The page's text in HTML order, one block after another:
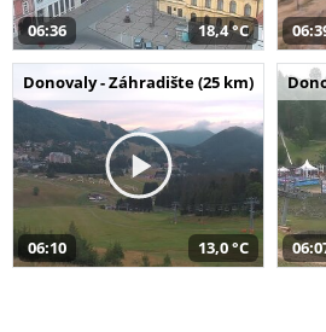
06:36 18,4 °C
Donovaly - Záhradište (25 km)
06:10 13,0 °C